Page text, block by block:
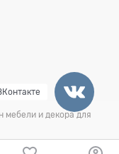
мебели и декора для